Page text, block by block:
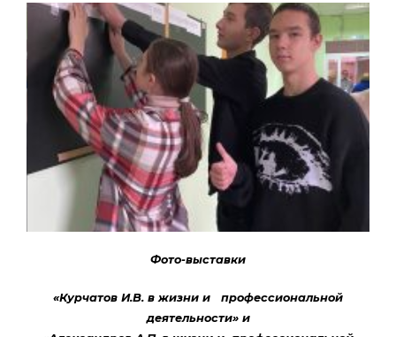
Фото-выставки
«Курчатов И.В. в жизни и профессиональной
деятельности» и